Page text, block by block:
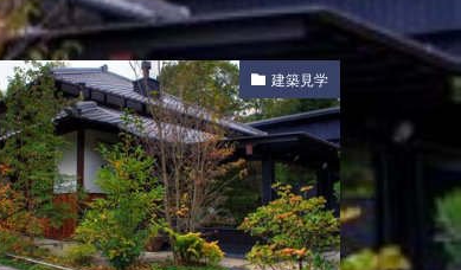
建築見学